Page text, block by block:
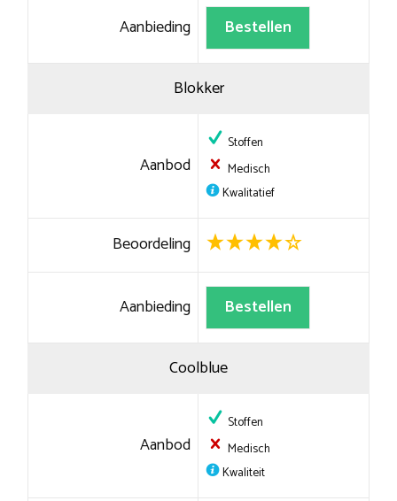
Aanbieding Bestellen
Blokker
Aanbod
Stoffen
Medisch
Kwalitatief
Beoordeling
Aanbieding Bestellen
Coolblue
Aanbod
Stoffen
Medisch
Kwaliteit